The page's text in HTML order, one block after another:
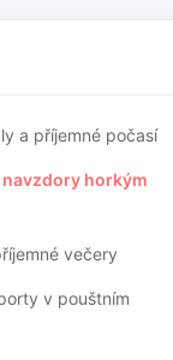
a příjemné počasí
horkým
večery
v pouštním